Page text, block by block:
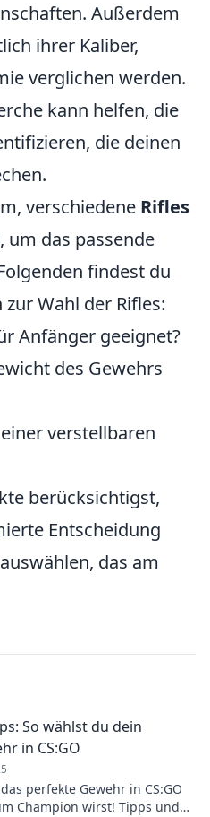
Außerdem
ihrer Kaliber,
verglichen werden.
kann helfen, die
die deinen
verschiedene Rifles
um das passende
findest du
Wahl der Rifles:
Anfänger geeignet?
des Gewehrs
verstellbaren
berücksichtigst,
Entscheidung
auswählen, das am
So wählst du dein
in CS:GO
perfekte Gewehr in CS:GO
Champion wirst! Tipps und